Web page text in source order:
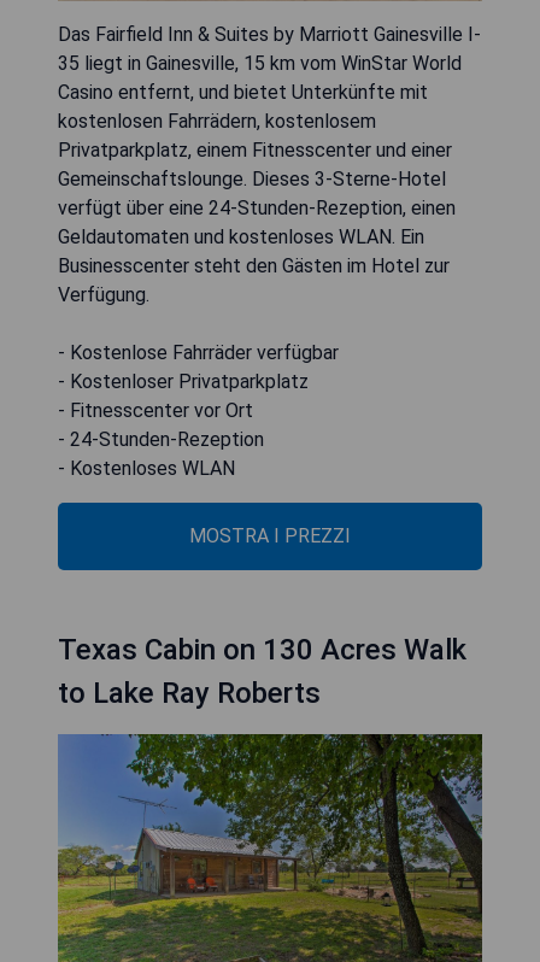
Das Fairfield Inn & Suites by Marriott Gainesville I-
35 liegt in Gainesville, 15 km vom WinStar World
Casino entfernt, und bietet Unterkünfte mit
kostenlosen Fahrrädern, kostenlosem
Privatparkplatz, einem Fitnesscenter und einer
Gemeinschaftslounge. Dieses 3-Sterne-Hotel
verfügt über eine 24-Stunden-Rezeption, einen
Geldautomaten und kostenloses WLAN. Ein
Businesscenter steht den Gästen im Hotel zur
Verfügung.
- Kostenlose Fahrräder verfügbar
- Kostenloser Privatparkplatz
- Fitnesscenter vor Ort
- 24-Stunden-Rezeption
- Kostenloses WLAN
MOSTRA I PREZZI
Texas Cabin on 130 Acres Walk
to Lake Ray Roberts